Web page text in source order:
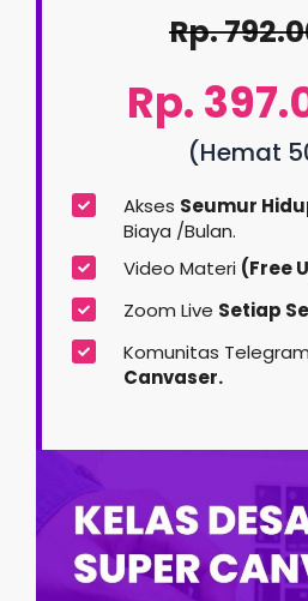
Rp.
Rp.
(Hemat
Akses Seumur
Biaya /Bulan.
Video Materi (Free
Zoom Live Setiap
Komunitas Telegram
Canvaser.